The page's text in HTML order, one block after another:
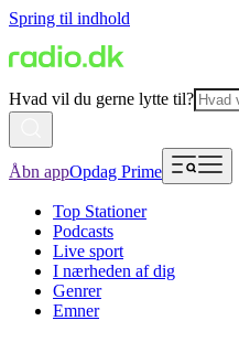
Spring til indhold
Hvad vil du gerne lytte til?
Åbn appOpdag Prime
Top Stationer
Podcasts
Live sport
I nærheden af dig
Genrer
Emner